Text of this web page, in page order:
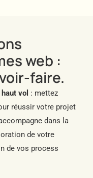
web :
faire.
vol : mettez
réussir votre projet
dans la
de votre
de vos process